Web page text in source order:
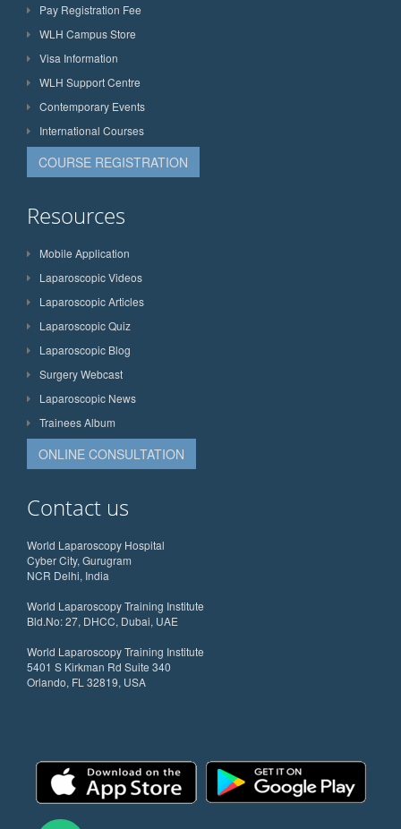
Pay Registration Fee
WLH Campus Store
Visa Information
WLH Support Centre
Contemporary Events
International Courses
COURSE REGISTRATION
Resources
Mobile Application
Laparoscopic Videos
Laparoscopic Articles
Laparoscopic Quiz
Laparoscopic Blog
Surgery Webcast
Laparoscopic News
Trainees Album
ONLINE CONSULTATION
Contact us
World Laparoscopy Hospital
Cyber City, Gurugram
NCR Delhi, India
World Laparoscopy Training Institute
Bld.No: 27, DHCC, Dubai, UAE
World Laparoscopy Training Institute
5401 S Kirkman Rd Suite 340
Orlando, FL 32819, USA